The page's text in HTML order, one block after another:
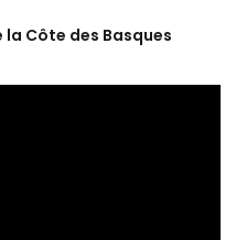
la Côte des Basques